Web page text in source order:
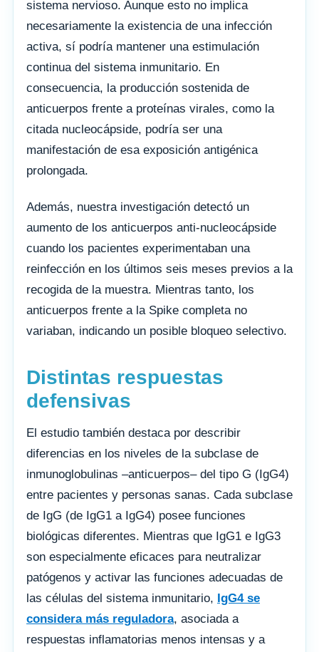
sistema nervioso. Aunque esto no implica
necesariamente la existencia de una infección
activa, sí podría mantener una estimulación
continua del sistema inmunitario. En
consecuencia, la producción sostenida de
anticuerpos frente a proteínas virales, como la
citada nucleocápside, podría ser una
manifestación de esa exposición antigénica
prolongada.
Además, nuestra investigación detectó un
aumento de los anticuerpos anti-nucleocápside
cuando los pacientes experimentaban una
reinfección en los últimos seis meses previos a la
recogida de la muestra. Mientras tanto, los
anticuerpos frente a la Spike completa no
variaban, indicando un posible bloqueo selectivo.
Distintas respuestas
defensivas
El estudio también destaca por describir
diferencias en los niveles de la subclase de
inmunoglobulinas –anticuerpos– del tipo G (IgG4)
entre pacientes y personas sanas. Cada subclase
de IgG (de IgG1 a IgG4) posee funciones
biológicas diferentes. Mientras que IgG1 e IgG3
son especialmente eficaces para neutralizar
patógenos y activar las funciones adecuadas de
las células del sistema inmunitario, IgG4 se
considera más reguladora, asociada a
respuestas inflamatorias menos intensas y a